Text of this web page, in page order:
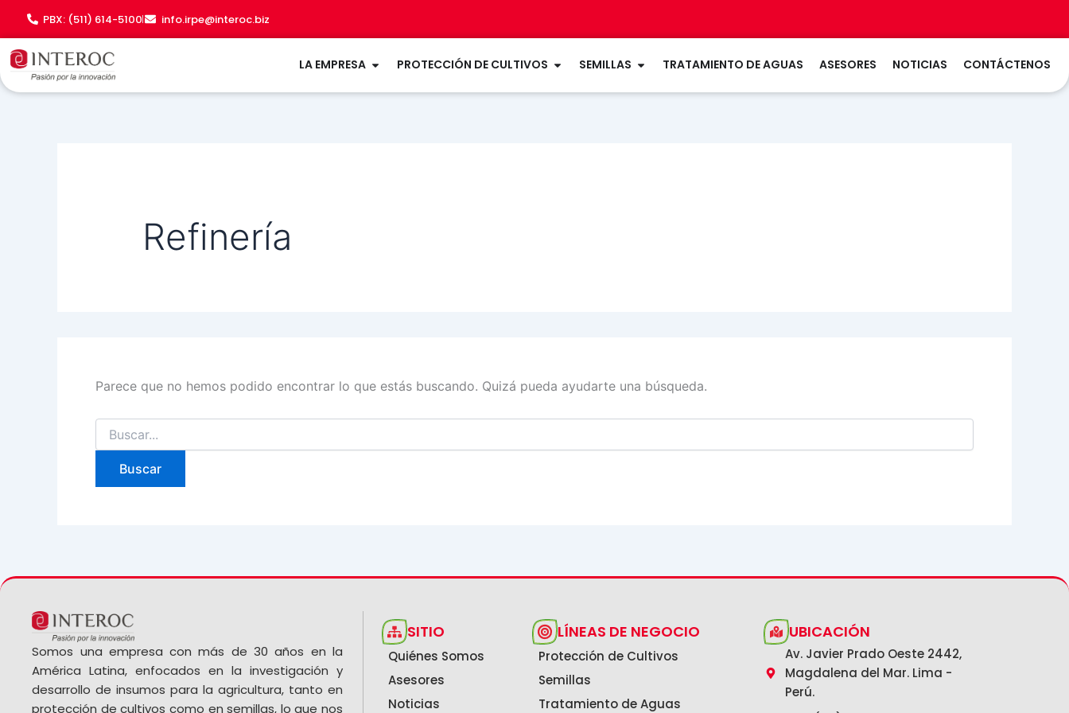
contenido
PBX: (511) 614-5100 info.irpe@interoc.biz
LA EMPRESA Open LA EMPRESA
PROTECCIÓN DE CULTIVOS Open PROTECCIÓN DE CULTIVOS
SEMILLAS Open SEMILLAS
TRATAMIENTO DE AGUAS ASESORES NOTICIAS CONTÁCTENOS
Refinería
Parece que no hemos podido encontrar lo que estás buscando. Quizá pueda ayudarte una búsqueda.
por:
Somos una empresa con más de 30 años en la
América Latina, enfocados en la investigación y
desarrollo de insumos para la agricultura, tanto en
protección de cultivos como en semillas, lo que nos
SITIO
Quiénes Somos
Asesores
Noticias
LÍNEAS DE NEGOCIO
Protección de Cultivos
Semillas
Tratamiento de Aguas
UBICACIÓN
Av. Javier Prado Oeste 2442,
Magdalena del Mar. Lima -
Perú.